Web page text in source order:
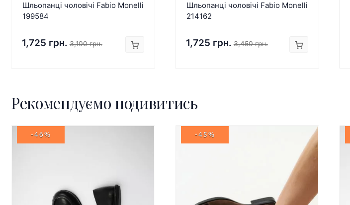
Шльопанці чоловічі Fabio Monelli
199584
1,725 грн. 3,100 грн.
Шльопанці чоловічі Fabio Monelli
214162
1,725 грн. 3,450 грн.
Рекомендуємо подивитись
-46% -45%